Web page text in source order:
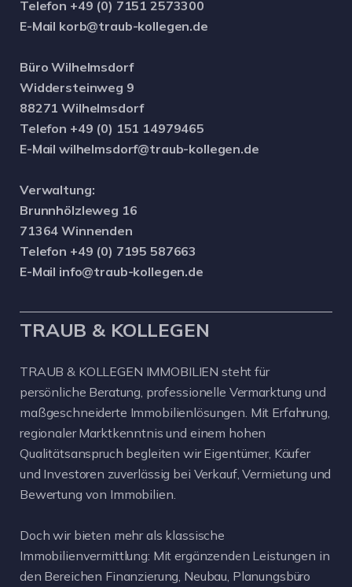
Telefon +49 (0) 7151 2573300
E-Mail korb@traub-kollegen.de
Büro Wilhelmsdorf
Widdersteinweg 9
88271 Wilhelmsdorf
Telefon +49 (0) 151 14979465
E-Mail wilhelmsdorf@traub-kollegen.de
Verwaltung:
Brunnhölzleweg 16
71364 Winnenden
Telefon +49 (0) 7195 587663
E-Mail info@traub-kollegen.de
TRAUB & KOLLEGEN
TRAUB & KOLLEGEN IMMOBILIEN steht für
persönliche Beratung, professionelle Vermarktung und
maßgeschneiderte Immobilienlösungen. Mit Erfahrung,
regionaler Marktkenntnis und einem hohen
Qualitätsanspruch begleiten wir Eigentümer, Käufer
und Investoren zuverlässig bei Verkauf, Vermietung und
Bewertung von Immobilien.
Doch wir bieten mehr als klassische
Immobilienvermittlung: Mit ergänzenden Leistungen in
den Bereichen Finanzierung, Neubau, Planungsbüro